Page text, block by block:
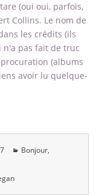
(oui oui, parfois,
Collins. Le nom de
les crédits (ils
n'a pas fait de truc
(albums
avoir lu quelque-
Bonjour,